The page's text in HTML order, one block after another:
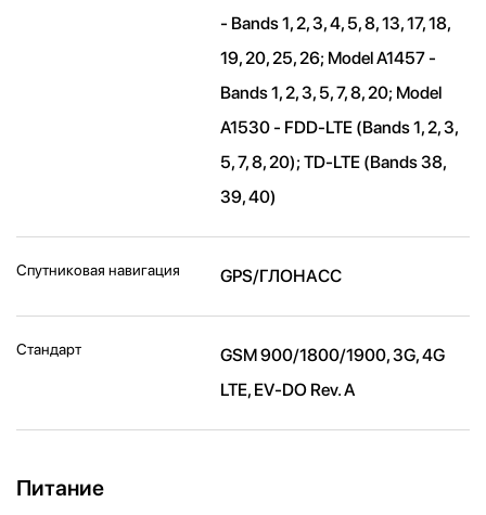
- Bands 1, 2, 3, 4, 5, 8, 13, 17, 18,
19, 20, 25, 26; Model A1457 -
Bands 1, 2, 3, 5, 7, 8, 20; Model
A1530 - FDD-LTE (Bands 1, 2, 3,
5, 7, 8, 20); TD-LTE (Bands 38,
39, 40)
Спутниковая навигация GPS/ГЛОНАСС
Стандарт
GSM 900/1800/1900, 3G, 4G
LTE, EV-DO Rev. A
Питание